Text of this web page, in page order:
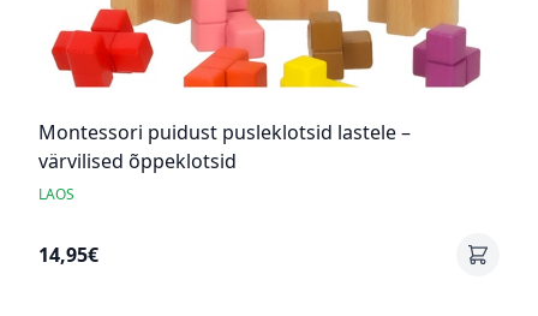
Montessori puidust pusleklotsid lastele –
värvilised õppeklotsid
LAOS
14,95€